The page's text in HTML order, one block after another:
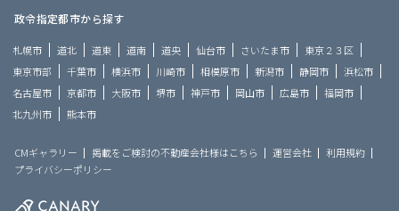
政令指定都市から探す
札幌市 道北 道東 道南 道央 仙台市 さいたま市
東京２３区
東京市部
千葉市 横浜市 川崎市 相模原市 新潟市 静岡市
浜松市
名古屋市
京都市 大阪市 堺市 神戸市 岡山市 広島市
福岡市
北九州市
熊本市
CMギャラリー 掲載をご検討の不動産会社様はこちら 運営会社
利用規約
プライバシーポリシー